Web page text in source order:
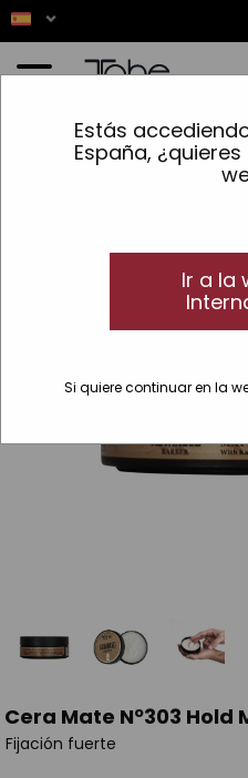
Estás
España,
Ir a la
Si quiere continuar en la
✨ LOS
Cera y Gel
Cera Mate Nº303
Fijación fuerte